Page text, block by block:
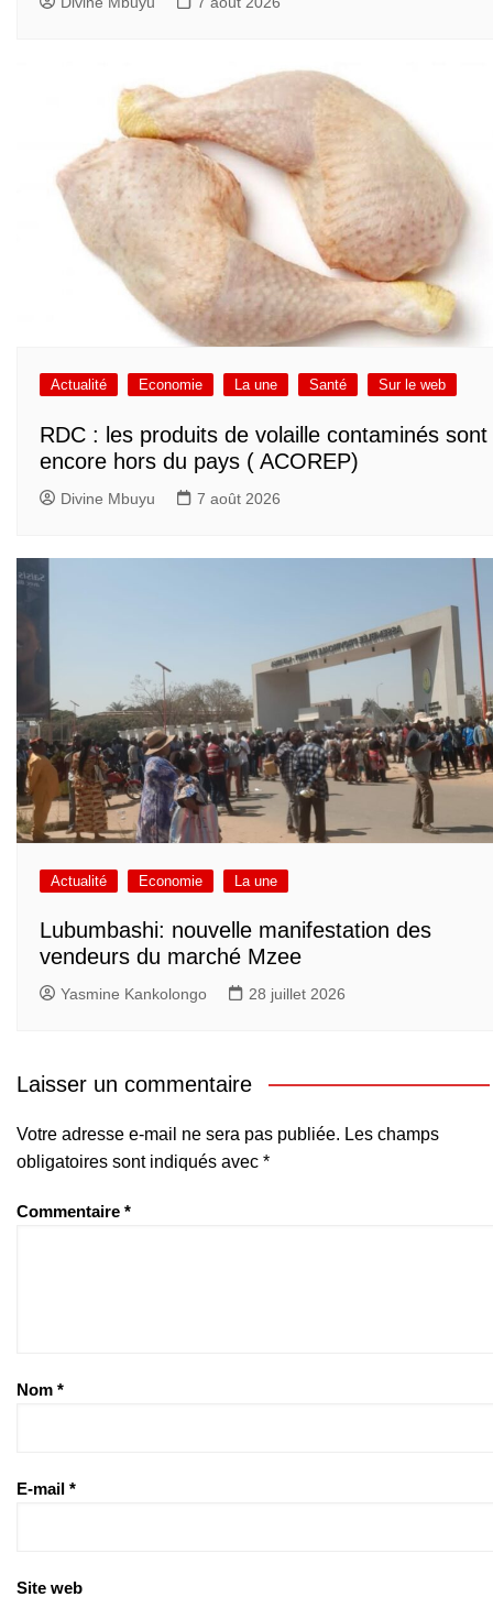
Actualité Economie La une Santé Sur le web
RDC : les produits de volaille contaminés sont
encore hors du pays ( ACOREP)
Divine Mbuyu 7 août 2026
Actualité Economie La une
Lubumbashi: nouvelle manifestation des
vendeurs du marché Mzee
Yasmine Kankolongo 28 juillet 2026
Laisser un commentaire
Votre adresse e-mail ne sera pas publiée. Les champs
obligatoires sont indiqués avec *
Commentaire *
Nom *
E-mail *
Site web